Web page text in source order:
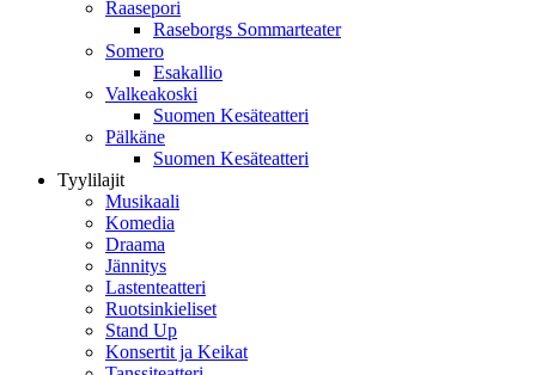
Raasepori
Raseborgs Sommarteater
Somero
Esakallio
Valkeakoski
Suomen Kesäteatteri
Pälkäne
Suomen Kesäteatteri
Tyylilajit
Musikaali
Komedia
Draama
Jännitys
Lastenteatteri
Ruotsinkieliset
Stand Up
Konsertit ja Keikat